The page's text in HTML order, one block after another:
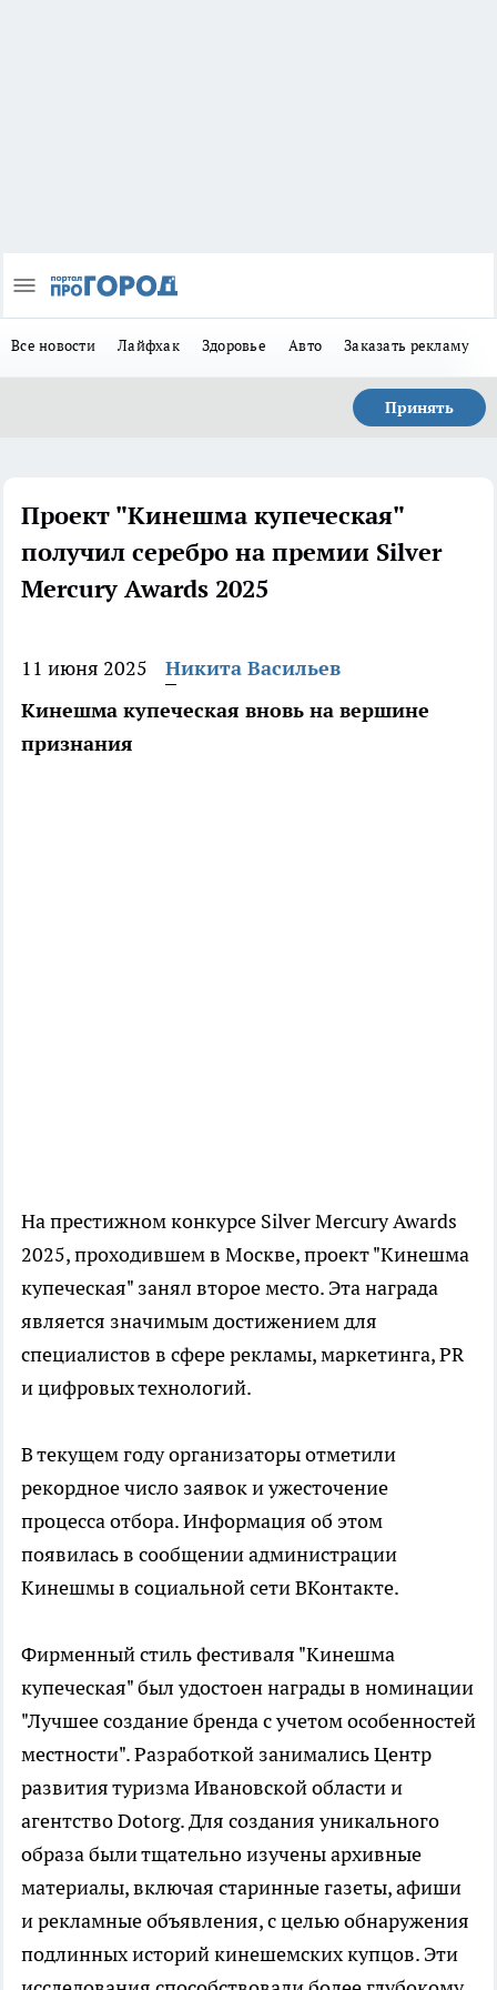
Все новости Лайфхак Здоровье Авто Заказать рекламу
Принять
Проект "Кинешма купеческая"
получил серебро на премии Silver
Mercury Awards 2025
11 июня 2025
Никита Васильев
Кинешма купеческая вновь на вершине
признания
На престижном конкурсе Silver Mercury Awards
2025, проходившем в Москве, проект "Кинешма
купеческая" занял второе место. Эта награда
является значимым достижением для
специалистов в сфере рекламы, маркетинга, PR
и цифровых технологий.
В текущем году организаторы отметили
рекордное число заявок и ужесточение
процесса отбора. Информация об этом
появилась в сообщении администрации
Кинешмы в социальной сети ВКонтакте.
Фирменный стиль фестиваля "Кинешма
купеческая" был удостоен награды в номинации
"Лучшее создание бренда с учетом особенностей
местности". Разработкой занимались Центр
развития туризма Ивановской области и
агентство Dotorg. Для создания уникального
образа были тщательно изучены архивные
материалы, включая старинные газеты, афиши
и рекламные объявления, с целью обнаружения
подлинных историй кинешемских купцов. Эти